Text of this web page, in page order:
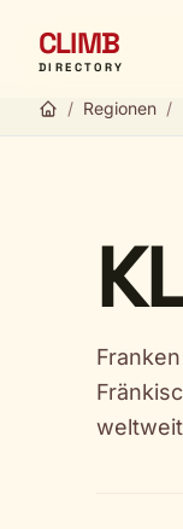
CLIMB
DIRECTORY
/ Regionen /